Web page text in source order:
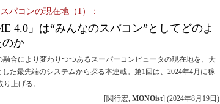
パコンの現在地（1）：
4.0」は“みんなのスパコン”としてどのよ
のか
合により変わりつつあるスーパーコンピュータの現在地を、大
た最先端のシステムから探る本連載。第1回は、2024年4月に稼
上げる。
[関行宏, MONOist] (2024年8月19日 )